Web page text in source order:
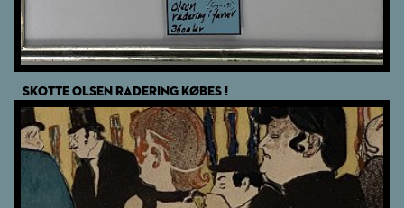
SKOTTE OLSEN RADERING KØBES !